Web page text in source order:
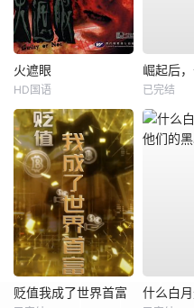
火遮眼
HD国语 已完结
贬值我成了世界首富